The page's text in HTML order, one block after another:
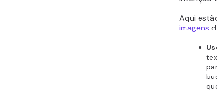
Aqui
imagens